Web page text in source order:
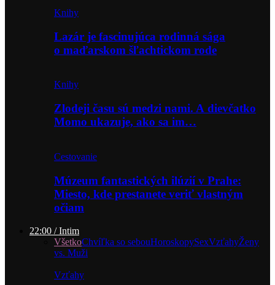
Knihy
Lazár je fascinujúca rodinná sága
o maďarskom šľachtickom rode
Knihy
Zlodeji času sú medzi nami. A dievčatko
Momo ukazuje, ako sa im…
Cestovanie
Múzeum fantastických ilúzií v Prahe:
Miesto, kde prestanete veriť vlastným
očiam
22:00 / Intim
VšetkoChvíľka so sebouHoroskopySexVzťahyŽeny
vs. Muži
Vzťahy